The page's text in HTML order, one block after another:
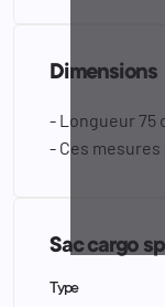
Dimensions
- Longueur 75
- Ces
Sac cargo
Type